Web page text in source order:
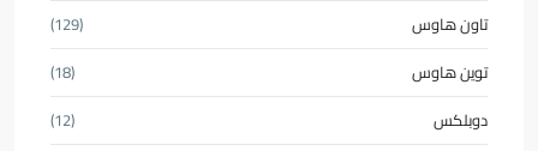
تاون هاوس
(129)
توين هاوس
(18)
دوبلكس
(12)